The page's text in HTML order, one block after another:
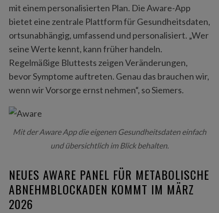
mit einem personalisierten Plan. Die Aware-App
bietet eine zentrale Plattform für Gesundheitsdaten,
ortsunabhängig, umfassend und personalisiert. „Wer
seine Werte kennt, kann früher handeln.
Regelmäßige Bluttests zeigen Veränderungen,
bevor Symptome auftreten. Genau das brauchen wir,
wenn wir Vorsorge ernst nehmen“, so Siemers.
Mit der Aware App die eigenen Gesundheitsdaten einfach
und übersichtlich im Blick behalten.
NEUES AWARE PANEL FÜR METABOLISCHE
ABNEHMBLOCKADEN KOMMT IM MÄRZ
2026